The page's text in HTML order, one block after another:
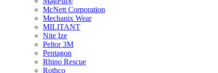
McNett Corporation
Mechanix Wear
MILITANT
Nite Ize
Peltor 3M
Pentagon
Rhino Rescue
Rothco